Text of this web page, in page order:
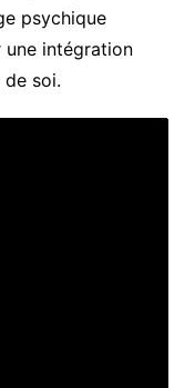
psychique
une intégration
de soi.